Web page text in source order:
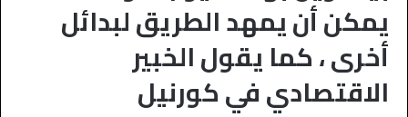
يمكن أن يمهد الطريق لبدائل
أخرى ، كما يقول الخبير
الاقتصادي في كورنيل